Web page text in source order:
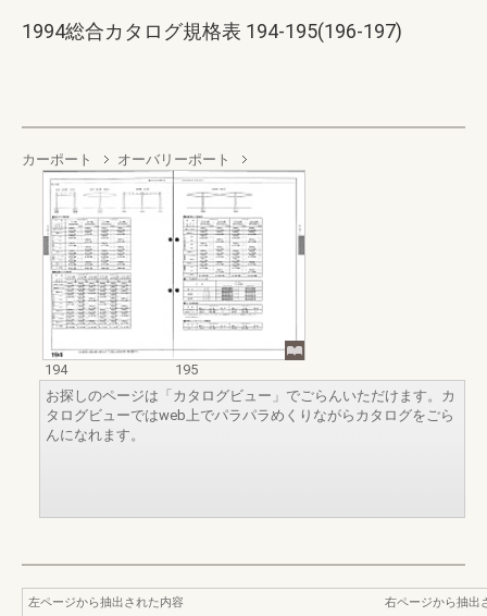
1994総合カタログ規格表 194-195(196-197)
カーポート オーバリーポート
194
195
お探しのページは「カタログビュー」でごらんいただけます。カ
タログビューではweb上でパラパラめくりながらカタログをごら
んになれます。
左ページから抽出された内容
右ページから抽出